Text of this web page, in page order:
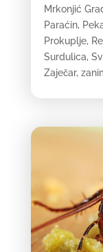
Mrkonjić
Paraćin,
Prokuplje,
Surdulica,
Zaječar,